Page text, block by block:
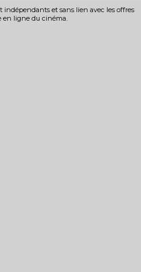
et sans lien avec les offres
en ligne du cinéma.